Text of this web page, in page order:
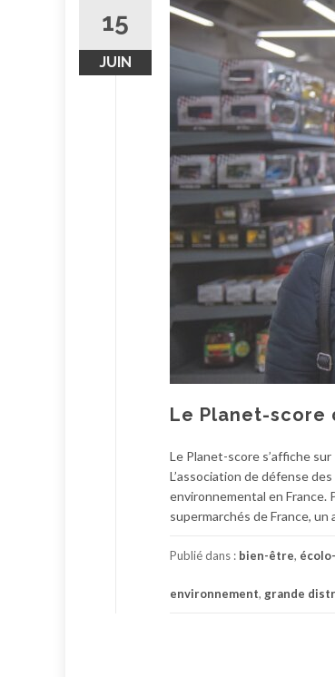
15
JUIN
Le Planet-score
Le Planet-score s’affiche
L’association de défense
environnemental en France.
supermarchés de France,
Publié dans : bien-être,
environnement, grande